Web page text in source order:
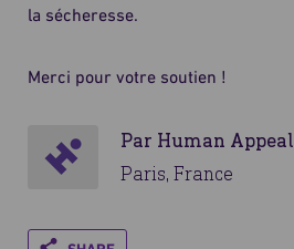
la sécheresse.
Merci pour votre soutien !
Par Human Appeal
Paris, France